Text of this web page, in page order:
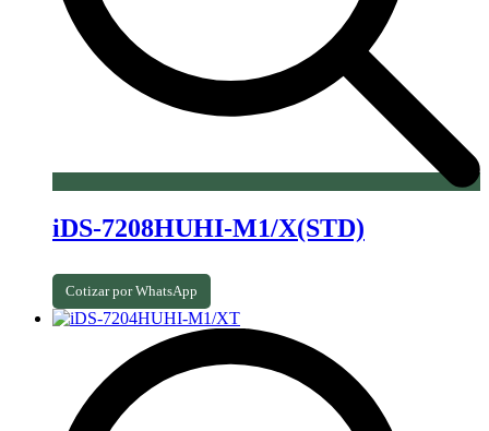
iDS-7208HUHI-M1/X(STD)
Cotizar por WhatsApp